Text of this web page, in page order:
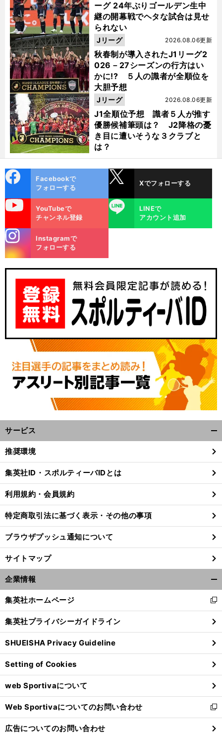
好
。
ーグ 24年ぶりゴールデン生中
継の開幕戦でヘタな試合は見せ
られない
秋春制が導入されたJ1リーグ2
026－27シーズンの行方はい
かに!? ５人の識者が全順位を
大胆予想
2026.08.06更新
Jリーグ
J1全順位予想 識者５人が推す
優勝候補筆頭は？ J2降格の憂
き目に遭いそうな３クラブと
は？
2026.08.06更新
Jリーグ
ok
Facebookで
フォローする
Xでフォローする
YouTubeで
チャンネル登録
LINE
LINEで
アカウント追加
m
Instagramで
フォローする
サービス
閉
る
推奨環境
集英社ID・スポルティーバIDとは
利用規約・会員規約
特定商取引法に基づく表示・その他の事項
ブラウザプッシュ通知について
サイトマップ
企業情報
閉
る
集英社ホームページ
新
し
い
ウ
ィ
ン
ド
ウ
で
開
く
集英社プライバシーガイドライン
SHUEISHA Privacy Guideline
Setting of Cookies
web Sportivaについて
Web Sportivaについてのお問い合わせ
新
し
い
広告についてのお問い合わせ